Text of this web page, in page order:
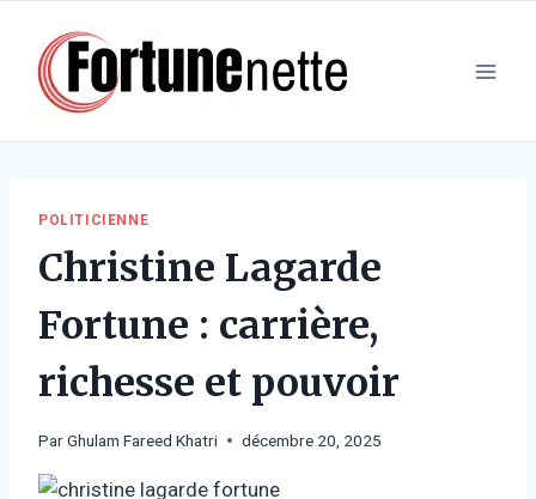
contenu
POLITICIENNE
Christine Lagarde
Fortune : carrière,
richesse et pouvoir
ParGhulam Fareed Khatri décembre 20, 2025